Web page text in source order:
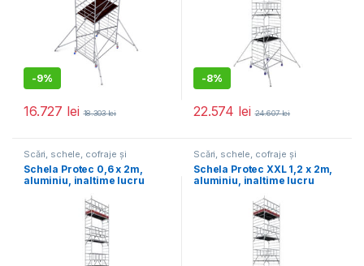
-9%
16.727 lei 18.303lei
-8%
22.574 lei 24.607lei
Scări, schele, cofraje și
accesorii Utilaje pentru
construcții
Schela Protec 0,6 x 2m,
aluminiu, inaltime lucru
(4*Stabilizatoare))
Scări, schele, cofraje și
accesorii Utilaje pentru
construcții
Schela Protec XXL 1,2 x 2m,
aluminiu, inaltime lucru
platforma 9,3m